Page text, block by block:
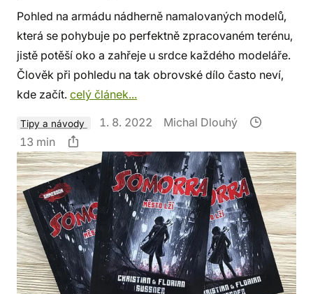
Pohled na armádu nádherně namalovaných modelů,
která se pohybuje po perfektně zpracovaném terénu,
jistě potěší oko a zahřeje u srdce každého modeláře.
Člověk při pohledu na tak obrovské dílo často neví,
kde začít. celý článek...
Tipy a návody 1. 8. 2022
Michal Dlouhý
13 min